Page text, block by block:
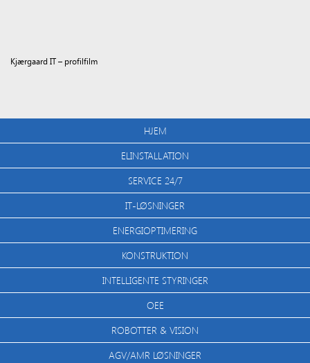
Kjærgaard IT – profilfilm
HJEM
ELINSTALLATION
SERVICE 24/7
IT-LØSNINGER
ENERGIOPTIMERING
KONSTRUKTION
INTELLIGENTE STYRINGER
OEE
ROBOTTER & VISION
AGV/AMR LØSNINGER